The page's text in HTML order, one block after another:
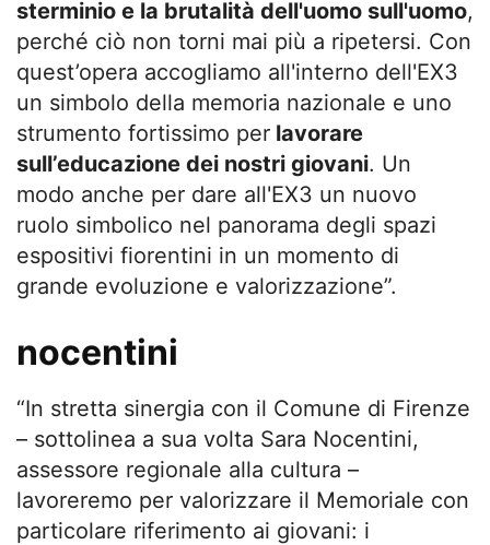
sterminio e la brutalità dell'uomo sull'uomo,
perché ciò non torni mai più a ripetersi. Con
quest’opera accogliamo all'interno dell'EX3
un simbolo della memoria nazionale e uno
strumento fortissimo per lavorare
sull’educazione dei nostri giovani. Un
modo anche per dare all'EX3 un nuovo
ruolo simbolico nel panorama degli spazi
espositivi fiorentini in un momento di
grande evoluzione e valorizzazione”.
nocentini
“In stretta sinergia con il Comune di Firenze
– sottolinea a sua volta Sara Nocentini,
assessore regionale alla cultura –
lavoreremo per valorizzare il Memoriale con
particolare riferimento ai giovani: i